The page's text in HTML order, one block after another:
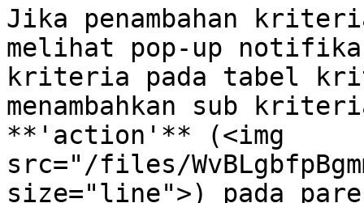
Jika penambahan
melihat pop-up
kriteria pada tabel
menambahkan sub
**'action'** (<img
src="/files/
size="line">) pada